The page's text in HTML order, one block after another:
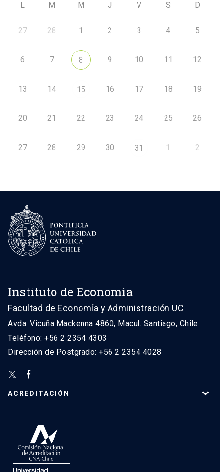
L M M J V S D
27 28 1 2 3 4 5
6 7 8 9 10 11 12
13 14 15 16 17 18 19
20 21 22 23 24 25 26
27 28 29 30 31 1 2
Instituto de Economía
Facultad de Economía y Administración UC
Avda. Vicuña Mackenna 4860, Macul. Santiago, Chile
Teléfono: +56 2 2354 4303
Dirección de Postgrado: +56 2 2354 4028
ACREDITACIÓN